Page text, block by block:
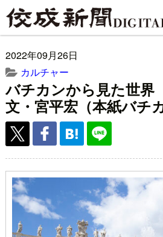
2022年09月26日
カルチャー
バチカンから見た世界
文・宮平宏（本紙バチ